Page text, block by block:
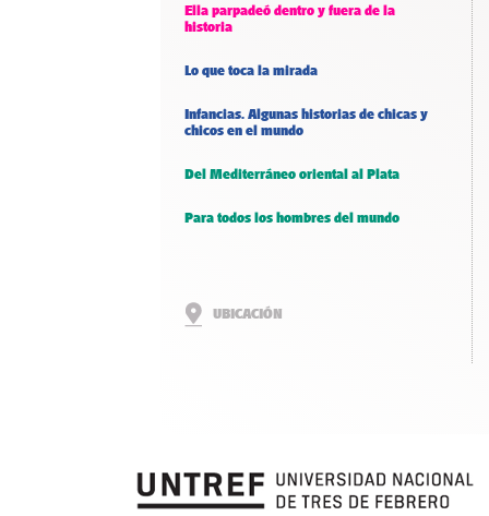
Ella parpadeó dentro y fuera de la
historia
Lo que toca la mirada
Infancias. Algunas historias de chicas y
chicos en el mundo
Del Mediterráneo oriental al Plata
Para todos los hombres del mundo
UBICACIÓN